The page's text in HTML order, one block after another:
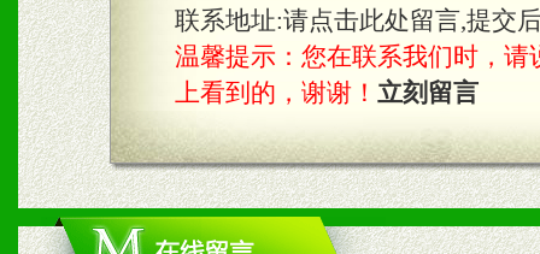
3、根据地方实际情况提供
具。
四、市场操作及支持
1、根据区域市场协助制定
联系地址:请点击此处留言,提交
温馨提示：您在联系我们时，请
上看到的，谢谢！ 立刻留言